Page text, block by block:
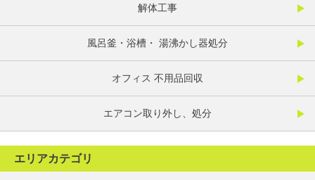
解体工事
風呂釜・浴槽・ 湯沸かし器処分
オフィス 不用品回収
エアコン取り外し、処分
エリアカテゴリ